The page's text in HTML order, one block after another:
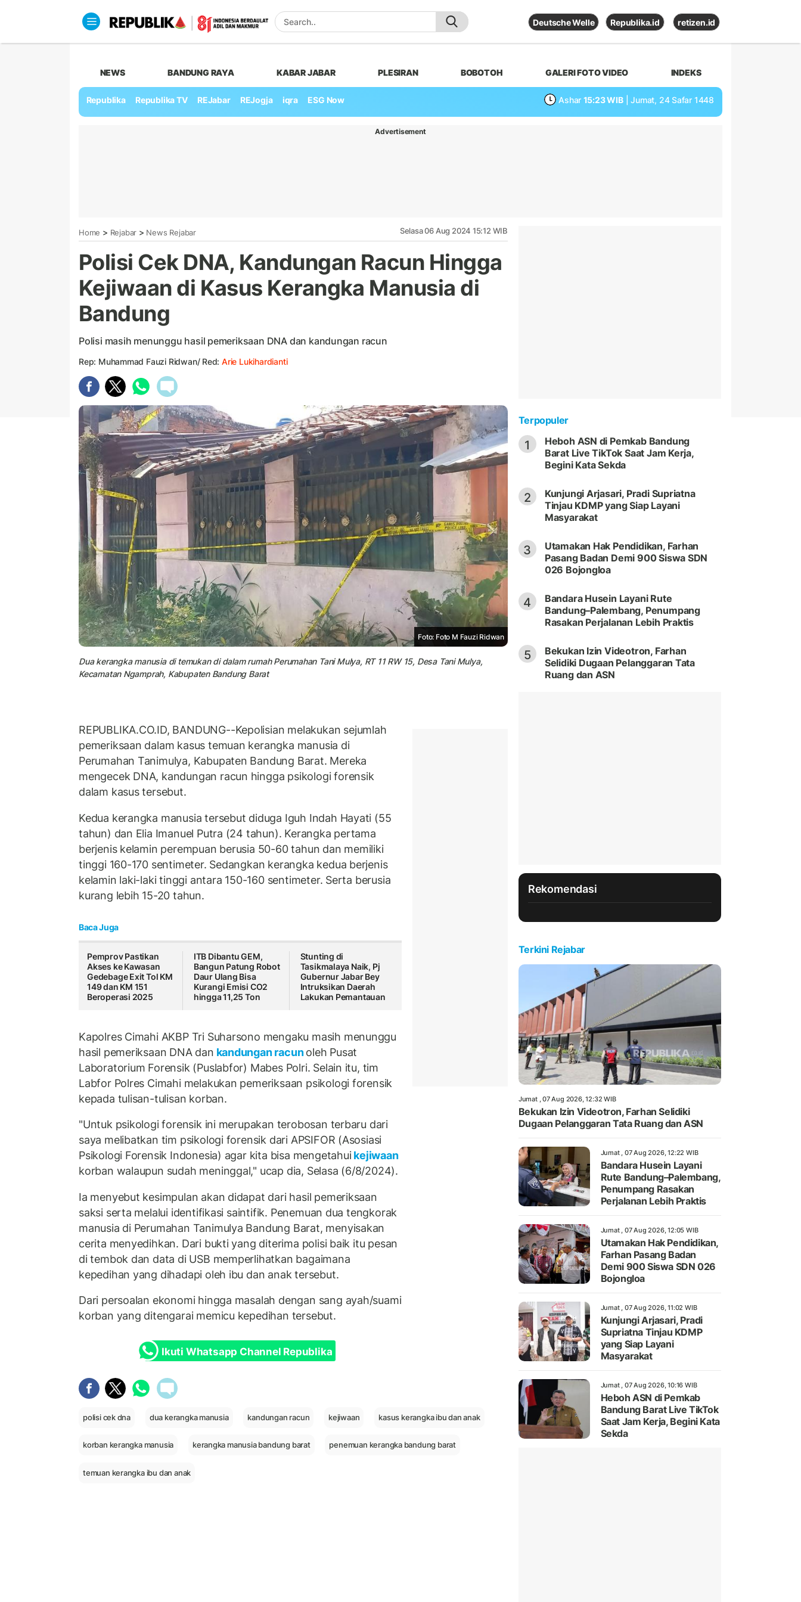
Deutsche Welle Republika.id retizen.id
NEWS BANDUNG RAYA KABAR JABAR PLESIRAN BOBOTOH GALERI FOTO VIDEO INDEKS
Republika Republika TV REJabar REJogja iqra ESG Now Ashar 15:23 WIB | Jumat, 24 Safar 1448
Advertisement
Home > Rejabar > News Rejabar Selasa 06 Aug 2024 15:12 WIB
Polisi Cek DNA, Kandungan Racun Hingga
Kejiwaan di Kasus Kerangka Manusia di
Bandung
Polisi masih menunggu hasil pemeriksaan DNA dan kandungan racun
Rep: Muhammad Fauzi Ridwan/ Red:Arie Lukihardianti
Foto: Foto M Fauzi Ridwan
Dua kerangka manusia di temukan di dalam rumah Perumahan Tani Mulya, RT 11 RW 15, Desa Tani Mulya,
Kecamatan Ngamprah, Kabupaten Bandung Barat
REPUBLIKA.CO.ID, BANDUNG--Kepolisian melakukan sejumlah
pemeriksaan dalam kasus temuan kerangka manusia di
Perumahan Tanimulya, Kabupaten Bandung Barat. Mereka
mengecek DNA, kandungan racun hingga psikologi forensik
dalam kasus tersebut.
Kedua kerangka manusia tersebut diduga Iguh Indah Hayati (55
tahun) dan Elia Imanuel Putra (24 tahun). Kerangka pertama
berjenis kelamin perempuan berusia 50-60 tahun dan memiliki
tinggi 160-170 sentimeter. Sedangkan kerangka kedua berjenis
kelamin laki-laki tinggi antara 150-160 sentimeter. Serta berusia
kurang lebih 15-20 tahun.
Baca Juga
Pemprov Pastikan
Akses ke Kawasan
Gedebage Exit Tol KM
149 dan KM 151
Beroperasi 2025
ITB Dibantu GEM,
Bangun Patung Robot
Daur Ulang Bisa
Kurangi Emisi CO2
hingga 11,25 Ton
Stunting di
Tasikmalaya Naik, Pj
Gubernur Jabar Bey
Intruksikan Daerah
Lakukan Pemantauan
Kapolres Cimahi AKBP Tri Suharsono mengaku masih menunggu
hasil pemeriksaan DNA dan kandungan racunoleh Pusat
Laboratorium Forensik (Puslabfor) Mabes Polri. Selain itu, tim
Labfor Polres Cimahi melakukan pemeriksaan psikologi forensik
kepada tulisan-tulisan korban.
"Untuk psikologi forensik ini merupakan terobosan terbaru dari
saya melibatkan tim psikologi forensik dari APSIFOR (Asosiasi
Psikologi Forensik Indonesia) agar kita bisa mengetahuikejiwaan
korban walaupun sudah meninggal," ucap dia, Selasa (6/8/2024).
Ia menyebut kesimpulan akan didapat dari hasil pemeriksaan
saksi serta melalui identifikasi saintifik. Penemuan dua tengkorak
manusia di Perumahan Tanimulya Bandung Barat, menyisakan
cerita menyedihkan. Dari bukti yang diterima polisi baik itu pesan
di tembok dan data di USB memperlihatkan bagaimana
kepedihan yang dihadapi oleh ibu dan anak tersebut.
Dari persoalan ekonomi hingga masalah dengan sang ayah/suami
korban yang ditengarai memicu kepedihan tersebut.
Ikuti Whatsapp Channel Republika
polisi cek dna dua kerangka manusia kandungan racun kejiwaan kasus kerangka ibu dan anak
korban kerangka manusia kerangka manusia bandung barat penemuan kerangka bandung barat
temuan kerangka ibu dan anak
Terpopuler
1
Heboh ASN di Pemkab Bandung
Barat Live TikTok Saat Jam Kerja,
Begini Kata Sekda
2
Kunjungi Arjasari, Pradi Supriatna
Tinjau KDMP yang Siap Layani
Masyarakat
3
Utamakan Hak Pendidikan, Farhan
Pasang Badan Demi 900 Siswa SDN
026 Bojongloa
4
Bandara Husein Layani Rute
Bandung–Palembang, Penumpang
Rasakan Perjalanan Lebih Praktis
5
Bekukan Izin Videotron, Farhan
Selidiki Dugaan Pelanggaran Tata
Ruang dan ASN
Rekomendasi
Terkini Rejabar
Jumat , 07 Aug 2026, 12:32 WIB
Bekukan Izin Videotron, Farhan Selidiki
Dugaan Pelanggaran Tata Ruang dan ASN
Jumat , 07 Aug 2026, 12:22 WIB
Bandara Husein Layani
Rute Bandung–Palembang,
Penumpang Rasakan
Perjalanan Lebih Praktis
Jumat , 07 Aug 2026, 12:05 WIB
Utamakan Hak Pendidikan,
Farhan Pasang Badan
Demi 900 Siswa SDN 026
Bojongloa
Jumat , 07 Aug 2026, 11:02 WIB
Kunjungi Arjasari, Pradi
Supriatna Tinjau KDMP
yang Siap Layani
Masyarakat
Jumat , 07 Aug 2026, 10:16 WIB
Heboh ASN di Pemkab
Bandung Barat Live TikTok
Saat Jam Kerja, Begini Kata
Sekda